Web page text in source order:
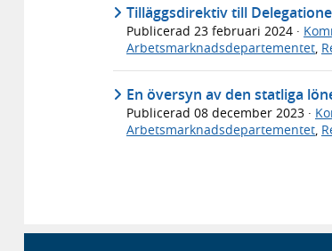
Tilläggsdirektiv till
Publicerad 23 februari 2024 ·
Arbetsmarknadsdepartementet,
En översyn av den statliga
Publicerad 08 december 2023 ·
Arbetsmarknadsdepartementet,